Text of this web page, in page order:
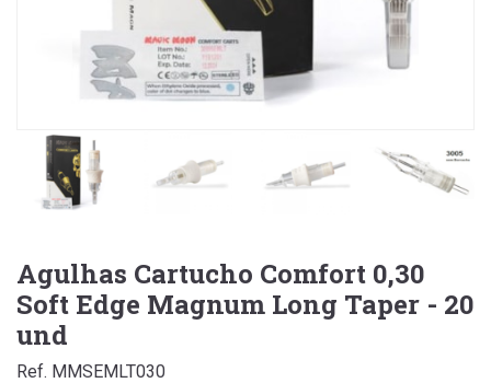
Agulhas Cartucho Comfort 0,30
Soft Edge Magnum Long Taper - 20
und
Ref. MMSEMLT030